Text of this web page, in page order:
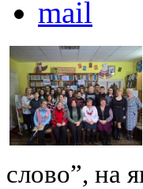
слово”, на